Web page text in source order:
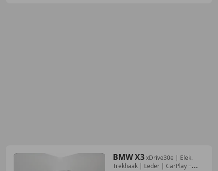
BMW X3xDrive30e | Elek.
Trekhaak | Leder | CarPlay +